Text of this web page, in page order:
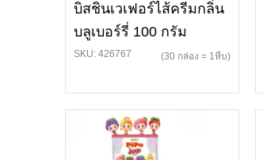
บิสชินเวเฟอร์ไส้ครีมกลิ่น
บลูเบอร์รี่ 100 กรัม
SKU: 426767 (30 กล่อง = 1หีบ)